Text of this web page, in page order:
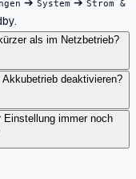
System
Strom &
als im Netzbetrieb?
deaktivieren?
Einstellung immer noch